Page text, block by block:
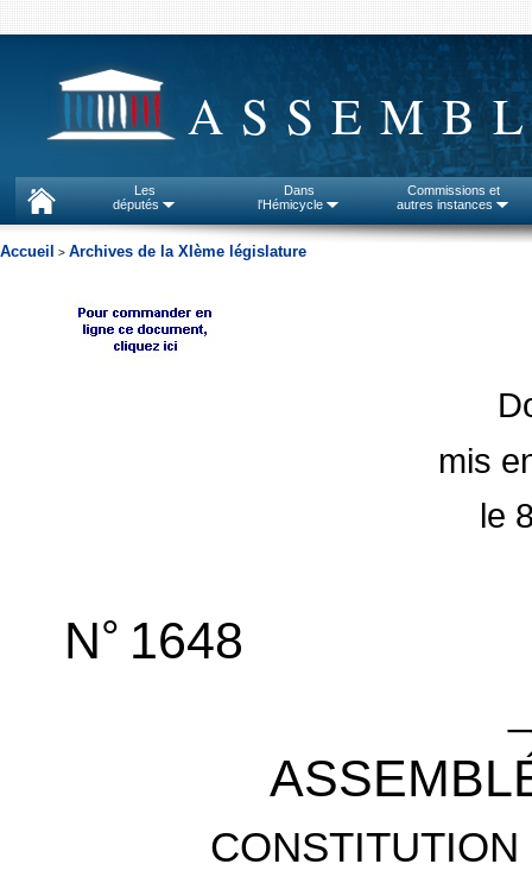
Les
députés
Dans
l'Hémicycle
Commissions et
autres instances
Accueil > Archives de la XIème législature
mis
le
N° 1648